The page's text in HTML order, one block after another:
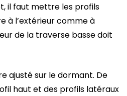
il faut mettre les profils
à l’extérieur comme à
de la traverse basse doit
ajusté sur le dormant. De
haut et des profils latéraux